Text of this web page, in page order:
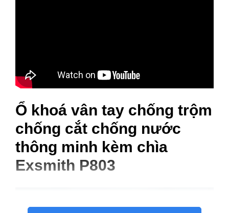
Ổ khoá vân tay chống trộm
chống cắt chống nước
thông minh kèm chìa
Exsmith P803